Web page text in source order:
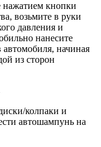
нажатием кнопки
возьмите в руки
давления и
нанесите
начиная
из сторон
колпаки и
автошампунь на